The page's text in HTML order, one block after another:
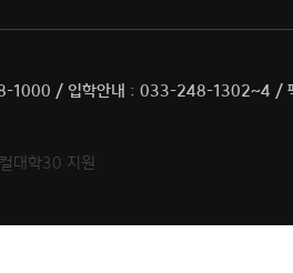
1000 / 입학안내 : 033-248-1302~4 /
대학30 지원